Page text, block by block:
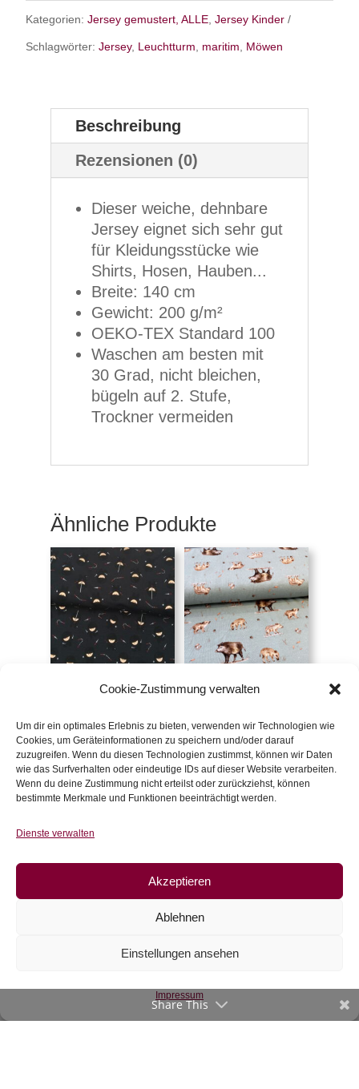
Cookie-Zustimmung verwalten
Um dir ein optimales Erlebnis zu bieten, verwenden wir Technologien wie
Cookies, um Geräteinformationen zu speichern und/oder darauf
zuzugreifen. Wenn du diesen Technologien zustimmst, können wir Daten
wie das Surfverhalten oder eindeutige IDs auf dieser Website verarbeiten.
Wenn du deine Zustimmung nicht erteilst oder zurückziehst, können
bestimmte Merkmale und Funktionen beeinträchtigt werden.
Dienste verwalten
Akzeptieren
Ablehnen
Einstellungen ansehen
Impressum
Kategorien:Jersey gemustert, ALLE ,Jersey Kinder
Schlagwörter:Jersey, Leuchtturm maritim Möwen
Beschreibung
Rezensionen (0)
Dieser weiche, dehnbare
Jersey eignet sich sehr gut
für Kleidungsstücke wie
Shirts, Hosen, Hauben...
Breite: 140 cm
Gewicht: 200 g/m²
OEKO-TEX Standard 100
Waschen am besten mit
30 Grad, nicht bleichen,
bügeln auf 2. Stufe,
Trockner vermeiden
Ähnliche Produkte
Jersey Ninja, Jesse
inkl. 20 % MwSt.
Zur Wunschliste
Jersey Life in the
forest by Christiane
Wildschweine
€16,90 /m
inkl. 20 % MwSt.
Zur Wunschliste
Jersey Dreiecke mit
Share This